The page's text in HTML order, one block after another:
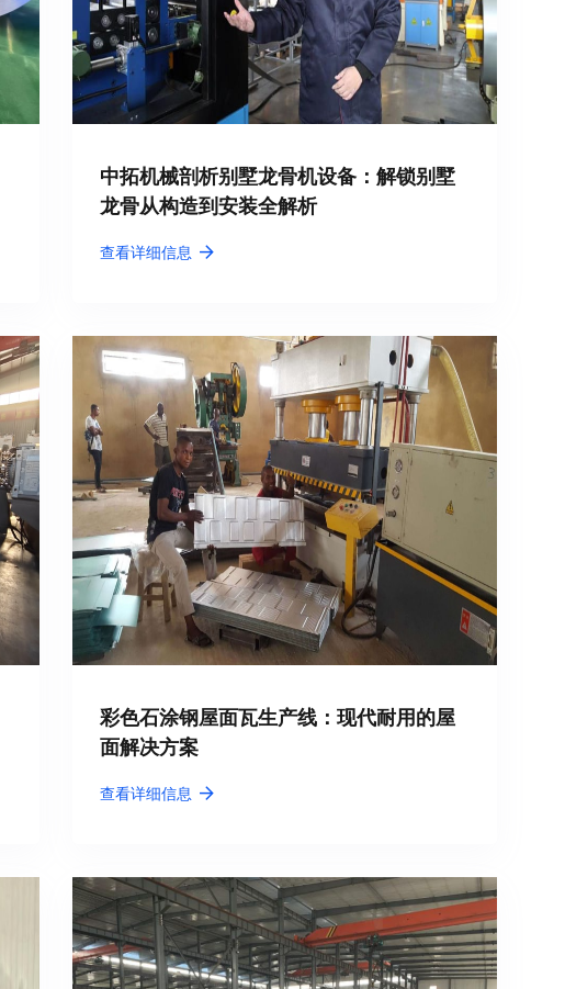
中拓机械剖析别墅龙骨机设备：解锁别墅
龙骨从构造到安装全解析
查看详细信息
彩色石涂钢屋面瓦生产线：现代耐用的屋
面解决方案
查看详细信息